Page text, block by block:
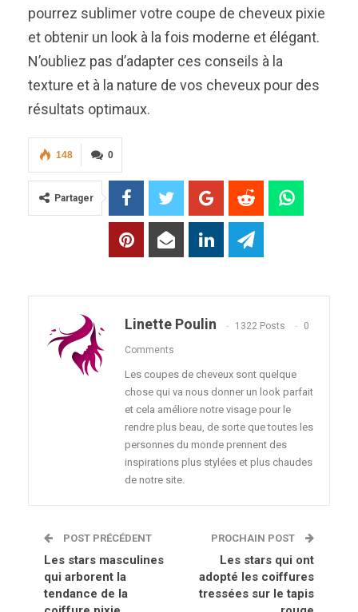
pourrez sublimer votre coupe de cheveux pixie
et obtenir un look à la fois moderne et élégant.
N’oubliez pas d’adapter ces conseils à la
texture et à la nature de vos cheveux pour des
résultats optimaux.
0
148
Partager
Linette Poulin 1322 Posts 0
Comments
Les coupes de cheveux sont quelque
chose qui va nous donner un look parfait
et cela améliore notre visage pour le
rendre plus beau, de sorte que toutes les
personnes du monde prennent des
inspirations plus stylées et plus chaudes
de notre site.
POST PRÉCÉDENT
Les stars masculines
qui arborent la
tendance de la
PROCHAIN POST
Les stars qui ont
adopté les coiffures
tressées sur le tapis